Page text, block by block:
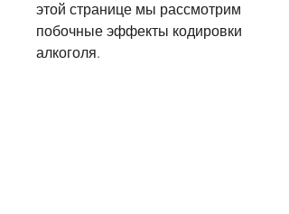
этой странице мы рассмотрим
побочные эффекты кодировки
алкоголя.